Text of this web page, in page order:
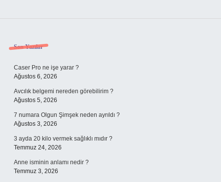
Sidebar
Son Yazılar
Caser Pro ne işe yarar ?
Ağustos 6, 2026
Avcılık belgemi nereden görebilirim ?
Ağustos 5, 2026
7 numara Olgun Şimşek neden ayrıldı ?
Ağustos 3, 2026
3 ayda 20 kilo vermek sağlıklı mıdır ?
Temmuz 24, 2026
Anne isminin anlamı nedir ?
Temmuz 3, 2026